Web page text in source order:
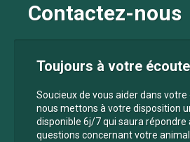
Contactez-nous
Toujours à votre
Soucieux de vous aider dans votre
nous mettons à votre disposition
disponible 6j/7 qui saura répondre
questions concernant votre